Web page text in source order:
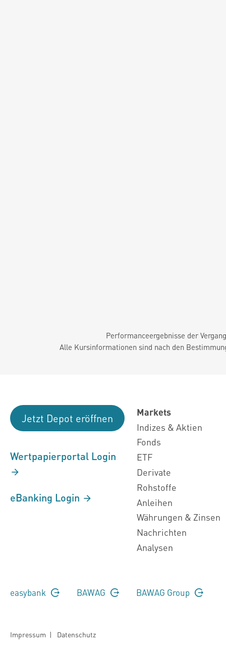
Performanceergebnisse der
Alle Kursinformationen sind nach den
Jetzt Depot eröffnen
Wertpapierportal Login
eBanking Login
Markets
Indizes & Aktien
Fonds
ETF
Derivate
Rohstoffe
Anleihen
Währungen & Zinsen
Nachrichten
Analysen
easybank BAWAG BAWAG Group
Impressum | Datenschutz